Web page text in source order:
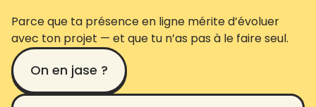
Parce que ta présence en ligne mérite d’évoluer
avec ton projet — et que tu n’as pas à le faire seul.
On en jase ?